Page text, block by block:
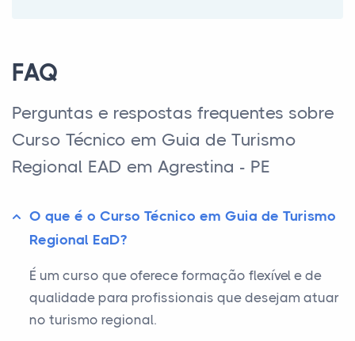
FAQ
Perguntas e respostas frequentes sobre
Curso Técnico em Guia de Turismo
Regional EAD em Agrestina - PE
O que é o Curso Técnico em Guia de Turismo
Regional EaD?
É um curso que oferece formação flexível e de
qualidade para profissionais que desejam atuar
no turismo regional.